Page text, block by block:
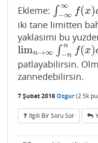
Ekleme: ∫ ∞
−∞ f(x)
∫−∞∞ f(x)dx
iki tane limitten
yaklasimi bu
limn→∞ ∫ n
−n f(x)
limn→∞∫ −nn x)dx
patlayabilirsin.
zannedebilirsin.
7 Şubat 2016Ozgur(2.5k
Ilgili Bir Soru Sor